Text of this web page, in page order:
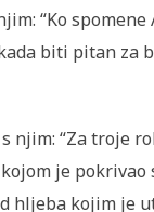
“Ko spomene
biti pitan za
njim: “Za troje
je pokrivao
hljeba kojim je